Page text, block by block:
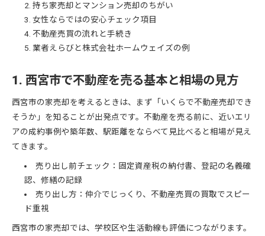
持ち家売却とマンション売却のちがい
女性ならではの安心チェック項目
不動産売買の流れと手続き
業者えらびと株式会社ホームウェイズの例
1. 西宮市で不動産を売る基本と相場の見方
西宮市の家売却を考えるときは、まず「いくらで不動産売却でき
そうか」を知ることが出発点です。不動産を売る前に、近いエリ
アの成約事例や築年数、駅距離をならべて見比べると相場が見え
てきます。
売り出し前チェック：固定資産税の納付書、登記の名義確
認、修繕の記録
売り出し方：仲介でじっくり、不動産売買の買取でスピー
ド重視
西宮市の家売却では、学校区や生活動線も評価につながります。